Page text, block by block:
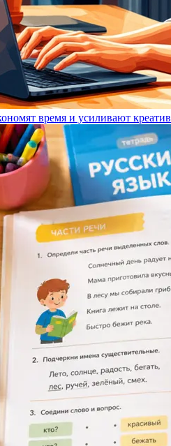
время и усиливают креатив